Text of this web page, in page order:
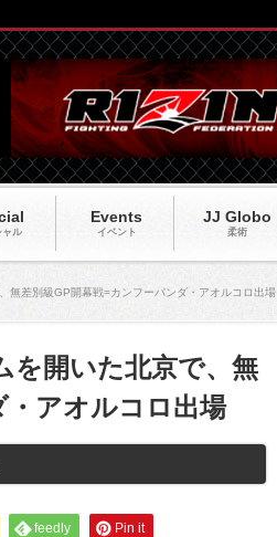
ャル
Events
イベント
JJ Globo
柔術
無差別級GP開幕戦=カンフーパンダ・アオルコロ出場
を開いた北京で、無
・アオルコロ出場
feedly Pin it